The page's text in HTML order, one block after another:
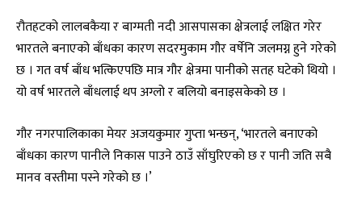
रौतहटको लालबकैया र बाग्मती नदी आसपासका क्षेत्रलाई लक्षित गरेर
भारतले बनाएको बाँधका कारण सदरमुकाम गौर वर्षेनि जलमग्न हुने गरेको
छ । गत वर्ष बाँध भत्किएपछि मात्र गौर क्षेत्रमा पानीको सतह घटेको थियो ।
यो वर्ष भारतले बाँधलाई थप अग्लो र बलियो बनाइसकेको छ ।
गौर नगरपालिकाका मेयर अजयकुमार गुप्ता भन्छन्, ‘भारतले बनाएको
बाँधका कारण पानीले निकास पाउने ठाउँ साँघुरिएको छ र पानी जति सबै
मानव वस्तीमा पस्ने गरेको छ ।’